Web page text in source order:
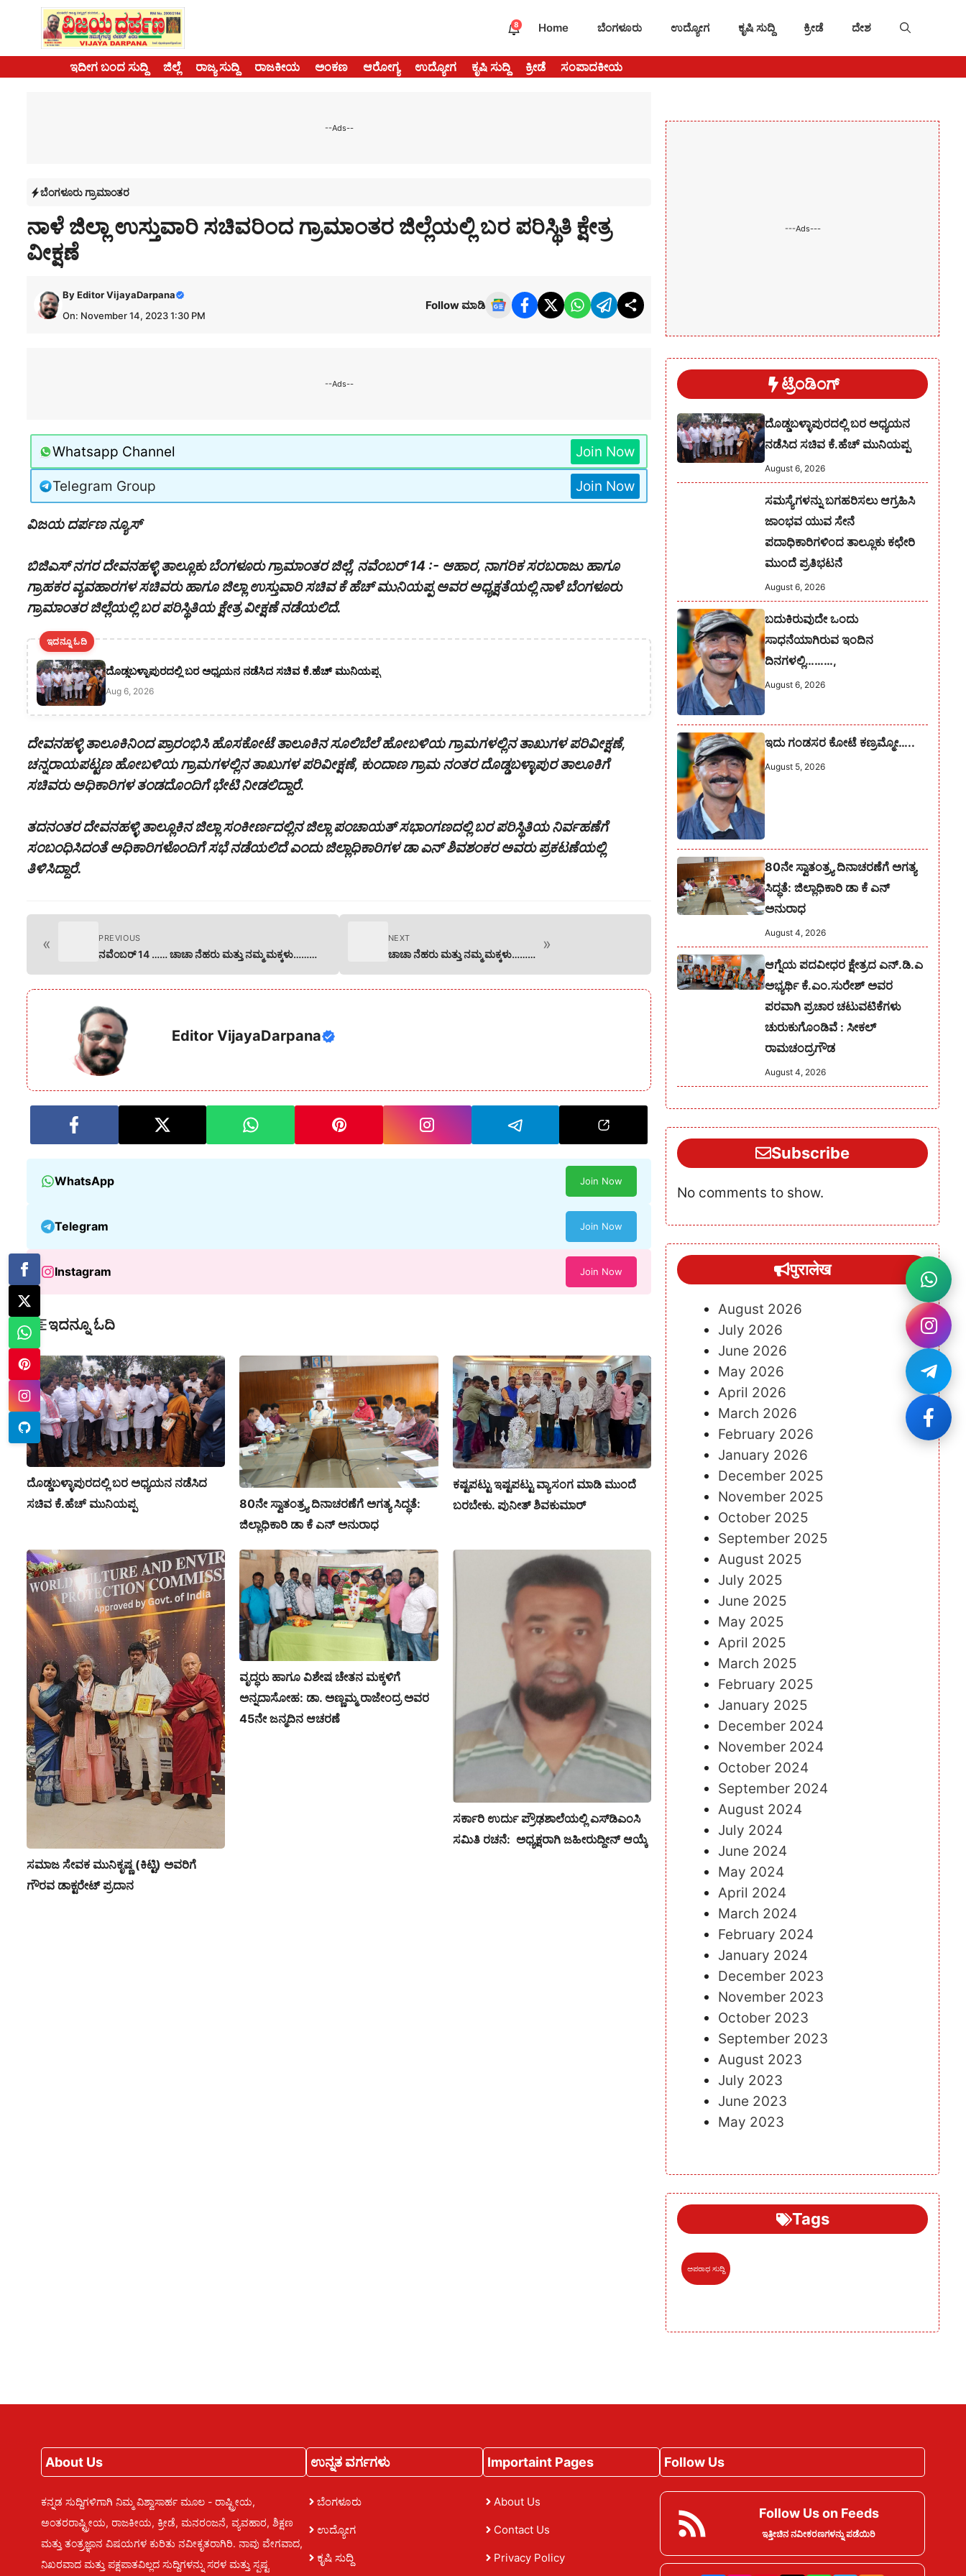
content
8 Home ಬೆಂಗಳೂರು ಉದ್ಯೋಗ ಕೃಷಿ ಸುದ್ದಿ ಕ್ರೀಡೆ ದೇಶ
ಇದೀಗ ಬಂದ ಸುದ್ದಿ ಜಿಲ್ಲೆ ರಾಜ್ಯ ಸುದ್ದಿ ರಾಜಕೀಯ ಅಂಕಣ ಆರೋಗ್ಯ ಉದ್ಯೋಗ ಕೃಷಿ ಸುದ್ದಿ ಕ್ರೀಡೆ ಸಂಪಾದಕೀಯ
--Ads--
ಬೆಂಗಳೂರು ಗ್ರಾಮಾಂತರ
ನಾಳೆ ಜಿಲ್ಲಾ ಉಸ್ತುವಾರಿ ಸಚಿವರಿಂದ ಗ್ರಾಮಾಂತರ ಜಿಲ್ಲೆಯಲ್ಲಿ ಬರ ಪರಿಸ್ಥಿತಿ ಕ್ಷೇತ್ರ
ವೀಕ್ಷಣೆ
ByEditor VijayaDarpana
On: November 14, 2023 1:30 PM
Follow ಮಾಡಿ
--Ads--
Whatsapp Channel Join Now
Telegram Group Join Now
ವಿಜಯ ದರ್ಪಣ ನ್ಯೂಸ್
ಬಿಜಿಎಸ್ ನಗರ ದೇವನಹಳ್ಳಿ ತಾಲ್ಲೂಕು ಬೆಂಗಳೂರು ಗ್ರಾಮಾಂತರ ಜಿಲ್ಲೆ, ನವೆಂಬರ್ 14 :- ಆಹಾರ, ನಾಗರಿಕ ಸರಬರಾಜು ಹಾಗೂ
ಗ್ರಾಹಕರ ವ್ಯವಹಾರಗಳ ಸಚಿವರು ಹಾಗೂ ಜಿಲ್ಲಾ ಉಸ್ತುವಾರಿ ಸಚಿವ ಕೆ ಹೆಚ್ ಮುನಿಯಪ್ಪ ಅವರ ಅಧ್ಯಕ್ಷತೆಯಲ್ಲಿ ನಾಳೆ ಬೆಂಗಳೂರು
ಗ್ರಾಮಾಂತರ ಜಿಲ್ಲೆಯಲ್ಲಿ ಬರ ಪರಿಸ್ಥಿತಿಯ ಕ್ಷೇತ್ರ ವೀಕ್ಷಣೆ ನಡೆಯಲಿದೆ.
ಇದನ್ನೂ ಓದಿ
ದೊಡ್ಡಬಳ್ಳಾಪುರದಲ್ಲಿ ಬರ ಅಧ್ಯಯನ ನಡೆಸಿದ ಸಚಿವ ಕೆ.ಹೆಚ್ ಮುನಿಯಪ್ಪ
Aug 6, 2026
ದೇವನಹಳ್ಳಿ ತಾಲೂಕಿನಿಂದ ಪ್ರಾರಂಭಿಸಿ ಹೊಸಕೋಟೆ ತಾಲೂಕಿನ ಸೂಲಿಬೆಲೆ ಹೋಬಳಿಯ ಗ್ರಾಮಗಳಲ್ಲಿನ ತಾಖುಗಳ ಪರಿವೀಕ್ಷಣೆ,
ಚನ್ನರಾಯಪಟ್ಟಣ ಹೋಬಳಿಯ ಗ್ರಾಮಗಳಲ್ಲಿನ ತಾಖುಗಳ ಪರಿವೀಕ್ಷಣೆ, ಕುಂದಾಣ ಗ್ರಾಮ ನಂತರ ದೊಡ್ಡಬಳ್ಳಾಪುರ ತಾಲೂಕಿಗೆ
ಸಚಿವರು ಅಧಿಕಾರಿಗಳ ತಂಡದೊಂದಿಗೆ ಭೇಟಿ ನೀಡಲಿದ್ದಾರೆ.
ತದನಂತರ ದೇವನಹಳ್ಳಿ ತಾಲ್ಲೂಕಿನ ಜಿಲ್ಲಾ ಸಂಕೀರ್ಣದಲ್ಲಿನ ಜಿಲ್ಲಾ ಪಂಚಾಯತ್ ಸಭಾಂಗಣದಲ್ಲಿ ಬರ ಪರಿಸ್ಥಿತಿಯ ನಿರ್ವಹಣೆಗೆ
ಸಂಬಂಧಿಸಿದಂತೆ ಅಧಿಕಾರಿಗಳೊಂದಿಗೆ ಸಭೆ ನಡೆಯಲಿದೆ ಎಂದು ಜಿಲ್ಲಾಧಿಕಾರಿಗಳ ಡಾ ಎನ್ ಶಿವಶಂಕರ ಅವರು ಪ್ರಕಟಣೆಯಲ್ಲಿ
ತಿಳಿಸಿದ್ದಾರೆ.
« PREVIOUS
ನವೆಂಬರ್ 14 …… ಚಾಚಾ ನೆಹರು ಮತ್ತು ನಮ್ಮ ಮಕ್ಕಳು………
NEXT
ಚಾಚಾ ನೆಹರು ಮತ್ತು ನಮ್ಮ ಮಕ್ಕಳು………
»
Editor VijayaDarpana
WhatsApp Join Now
Telegram Join Now
Instagram Join Now
ಇದನ್ನೂ ಓದಿ
ದೊಡ್ಡಬಳ್ಳಾಪುರದಲ್ಲಿ ಬರ ಅಧ್ಯಯನ ನಡೆಸಿದ
ಸಚಿವ ಕೆ.ಹೆಚ್ ಮುನಿಯಪ್ಪ
80ನೇ ಸ್ವಾತಂತ್ರ್ಯ ದಿನಾಚರಣೆಗೆ ಅಗತ್ಯ ಸಿದ್ಧತೆ:
ಜಿಲ್ಲಾಧಿಕಾರಿ ಡಾ ಕೆ ಎನ್ ಅನುರಾಧ
ಕಷ್ಟಪಟ್ಟು ಇಷ್ಟಪಟ್ಟು ವ್ಯಾಸಂಗ ಮಾಡಿ ಮುಂದೆ
ಬರಬೇಕು. ಪುನೀತ್ ಶಿವಕುಮಾರ್
ಸಮಾಜ ಸೇವಕ ಮುನಿಕೃಷ್ಣ (ಕಿಟ್ಟಿ) ಅವರಿಗೆ
ಗೌರವ ಡಾಕ್ಟರೇಟ್ ಪ್ರದಾನ
ವೃದ್ಧರು ಹಾಗೂ ವಿಶೇಷ ಚೇತನ ಮಕ್ಕಳಿಗೆ
ಅನ್ನದಾಸೋಹ: ಡಾ. ಅಣ್ಣಮ್ಮ ರಾಜೇಂದ್ರ ಅವರ
45ನೇ ಜನ್ಮದಿನ ಆಚರಣೆ
ಸರ್ಕಾರಿ ಉರ್ದು ಪ್ರೌಢಶಾಲೆಯಲ್ಲಿ ಎಸ್‌ಡಿಎಂಸಿ
ಸಮಿತಿ ರಚನೆ: ಅಧ್ಯಕ್ಷರಾಗಿ ಜಹೀರುದ್ದೀನ್ ಆಯ್ಕೆ
---Ads---
ಟ್ರೆಂಡಿಂಗ್
ದೊಡ್ಡಬಳ್ಳಾಪುರದಲ್ಲಿ ಬರ ಅಧ್ಯಯನ
ನಡೆಸಿದ ಸಚಿವ ಕೆ.ಹೆಚ್ ಮುನಿಯಪ್ಪ
August 6, 2026
ಸಮಸ್ಯೆಗಳನ್ನು ಬಗಹರಿಸಲು ಆಗ್ರಹಿಸಿ
ಜಾಂಭವ ಯುವ ಸೇನೆ
ಪದಾಧಿಕಾರಿಗಳಿಂದ ತಾಲ್ಲೂಕು ಕಛೇರಿ
ಮುಂದೆ ಪ್ರತಿಭಟನೆ
August 6, 2026
ಬದುಕಿರುವುದೇ ಒಂದು
ಸಾಧನೆಯಾಗಿರುವ ಇಂದಿನ
ದಿನಗಳಲ್ಲಿ………,
August 6, 2026
ಇದು ಗಂಡಸರ ಕೋಟೆ ಕಣ್ರಮ್ಮೋ…..
August 5, 2026
80ನೇ ಸ್ವಾತಂತ್ರ್ಯ ದಿನಾಚರಣೆಗೆ ಅಗತ್ಯ
ಸಿದ್ಧತೆ: ಜಿಲ್ಲಾಧಿಕಾರಿ ಡಾ ಕೆ ಎನ್
ಅನುರಾಧ
August 4, 2026
ಆಗ್ನೆಯ ಪದವೀಧರ ಕ್ಷೇತ್ರದ ಎನ್.ಡಿ.ಎ
ಅಭ್ಯರ್ಥಿ ಕೆ.ಎಂ.ಸುರೇಶ್‌ ಅವರ
ಪರವಾಗಿ ಪ್ರಚಾರ ಚಟುವಟಿಕೆಗಳು
ಚುರುಕುಗೊಂಡಿವೆ : ಸೀಕಲ್
ರಾಮಚಂದ್ರಗೌಡ
August 4, 2026
Subscribe
No comments to show.
पुरालेख
August 2026
July 2026
June 2026
May 2026
April 2026
March 2026
February 2026
January 2026
December 2025
November 2025
October 2025
September 2025
August 2025
July 2025
June 2025
May 2025
April 2025
March 2025
February 2025
January 2025
December 2024
November 2024
October 2024
September 2024
August 2024
July 2024
June 2024
May 2024
April 2024
March 2024
February 2024
January 2024
December 2023
November 2023
October 2023
September 2023
August 2023
July 2023
June 2023
May 2023
Tags
ಅಪರಾಧ ಸುದ್ದಿ
About Us
ಕನ್ನಡ ಸುದ್ದಿಗಳಿಗಾಗಿ ನಿಮ್ಮ ವಿಶ್ವಾಸಾರ್ಹ ಮೂಲ - ರಾಷ್ಟ್ರೀಯ,
ಅಂತರರಾಷ್ಟ್ರೀಯ, ರಾಜಕೀಯ, ಕ್ರೀಡೆ, ಮನರಂಜನೆ, ವ್ಯವಹಾರ, ಶಿಕ್ಷಣ
ಮತ್ತು ತಂತ್ರಜ್ಞಾನ ವಿಷಯಗಳ ಕುರಿತು ನವೀಕೃತರಾಗಿರಿ. ನಾವು ವೇಗವಾದ,
ನಿಖರವಾದ ಮತ್ತು ಪಕ್ಷಪಾತವಿಲ್ಲದ ಸುದ್ದಿಗಳನ್ನು ಸರಳ ಮತ್ತು ಸ್ಪಷ್ಟ
ಉನ್ನತ ವರ್ಗಗಳು
ಬೆಂಗಳೂರು
ಉದ್ಯೋಗ
ಕೃಷಿ ಸುದ್ದಿ
Importaint Pages
About Us
Contact Us
Privacy Policy
Follow Us
Follow Us on Feeds
ಇತ್ತೀಚಿನ ನವೀಕರಣಗಳನ್ನು ಪಡೆಯಿರಿ